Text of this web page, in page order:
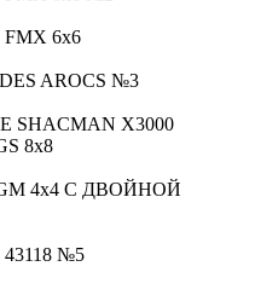
6x6
AROCS №3
X3000
8х8
4х4 С ДВОЙНОЙ
№5